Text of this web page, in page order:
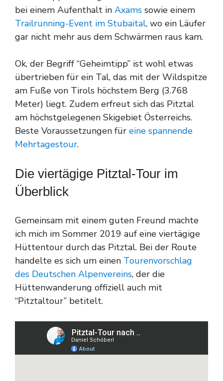
bei einem Aufenthalt in Axams sowie einem
Trailrunning-Event im Stubaital, wo ein Läufer
gar nicht mehr aus dem Schwärmen raus kam.
Ok, der Begriff “Geheimtipp” ist wohl etwas
übertrieben für ein Tal, das mit der Wildspitze
am Fuße von Tirols höchstem Berg (3.768
Meter) liegt. Zudem erfreut sich das Pitztal
am höchstgelegenen Skigebiet Österreichs.
Beste Voraussetzungen für eine spannende
Mehrtagestour.
Die viertägige Pitztal-Tour im
Überblick
Gemeinsam mit einem guten Freund machte
ich mich im Sommer 2019 auf eine viertägige
Hüttentour durch das Pitztal. Bei der Route
handelte es sich um einen Tourenvorschlag
des Deutschen Alpenvereins, der die
Hüttenwanderung offiziell auch mit
“Pitztaltour” betitelt.